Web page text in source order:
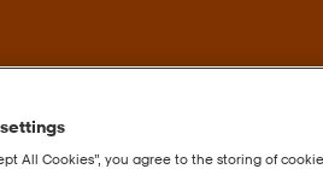
All Cookies”, you agree to the storing of